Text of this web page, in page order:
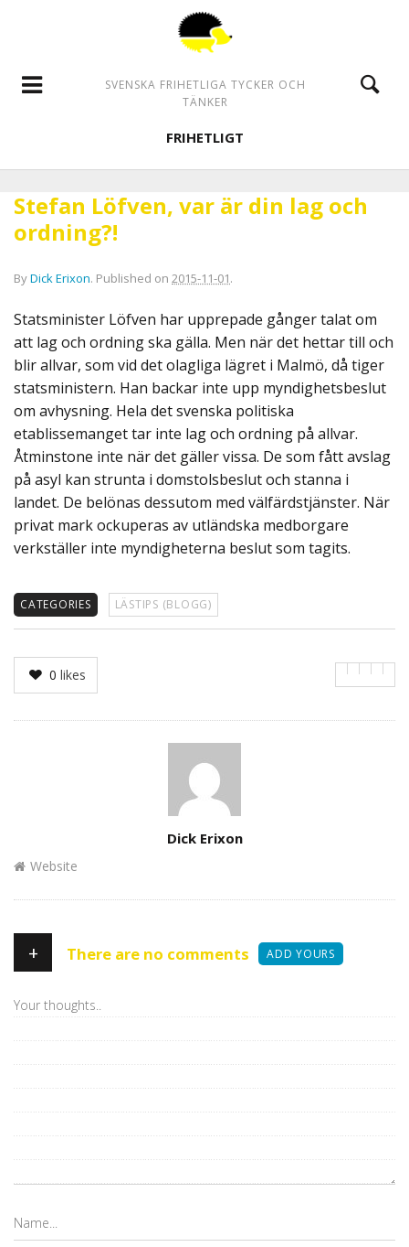
SVENSKA FRIHETLIGA TYCKER OCH
TÄNKER
FRIHETLIGT
Stefan Löfven, var är din lag och
ordning?!
ByDick Erixon. Published on 2015-11-01.
Statsminister Löfven har upprepade gånger talat om
att lag och ordning ska gälla. Men när det hettar till och
blir allvar, som vid det olagliga lägret i Malmö, då tiger
statsministern. Han backar inte upp myndighetsbeslut
om avhysning. Hela det svenska politiska
etablissemanget tar inte lag och ordning på allvar.
Åtminstone inte när det gäller vissa. De som fått avslag
på asyl kan strunta i domstolsbeslut och stanna i
landet. De belönas dessutom med välfärdstjänster. När
privat mark ockuperas av utländska medborgare
verkställer inte myndigheterna beslut som tagits.
CATEGORIES LÄSTIPS (BLOGG)
0 likes
Dick Erixon
Website
+ There are no comments ADD YOURS